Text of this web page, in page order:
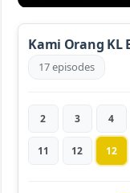
Kami Orang KL
17 episodes
2 3 4
11 12 12